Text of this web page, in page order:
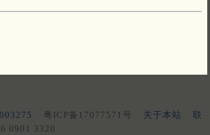
粤ICP备17077571号 关于本站
联
0901 3320